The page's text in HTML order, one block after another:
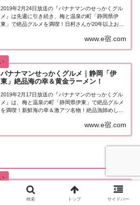
2019年2月24日放送の『バナナマンのせっかくグル
メ』は先週に引き続き、梅と温泉の町「静岡県伊
東」で絶品グルメを満喫！日村さんが20年以上お忍
伊東「せっかくこの町に来たなら食べたほうがいい
www.e宿.com
バナナマンせっかくグルメ｜静岡「伊
東」絶品海の幸＆黄金ラーメン！
2019年2月17日放送の『バナナマンのせっかくグル
メ』は、梅と温泉の町「静岡県伊東」で絶品グルメ
を満喫！新鮮海の幸＆激アツ名物！絶品漁師めし、
弁、マダム溺愛スイーツなど、紹介されたお店はこ
www.e宿.com
バナナマンせっかくグルメ｜サンド伊達
＆ブラマヨ小杉「静岡・沼津」でグルメ
検索 トップ サイドバー